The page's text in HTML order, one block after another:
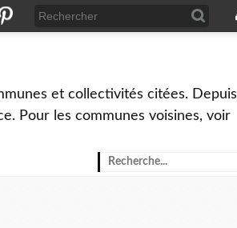
et collectivités citées. Depuis
Pour les communes voisines, voir